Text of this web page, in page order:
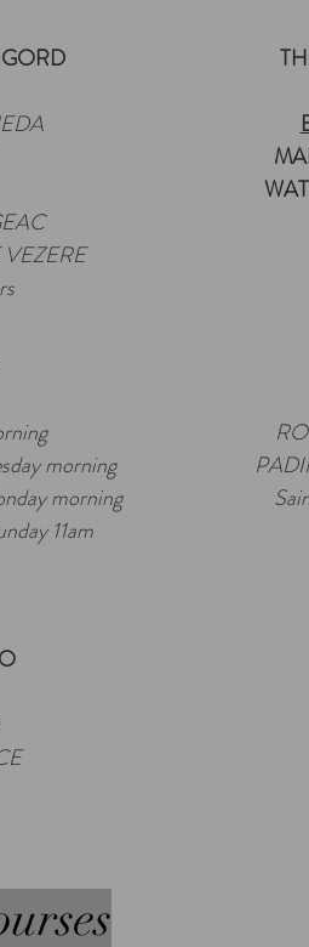
morning
morning
11am